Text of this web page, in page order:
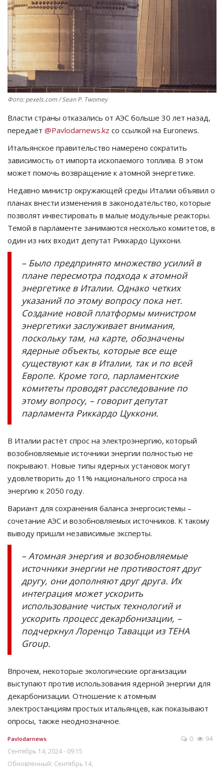
СПОРТ
Чек-лист
РАЗВЛЕЧЕНИЯ
OFFICIAL
Курултай
Язык
Қазақша Русский
Фото: pexels.com / Sean P. Twomey
Власти страны отказались от АЭС больше 30 лет назад,
передаёт @Pavlodarnews.kz со ссылкой на Euronews.
Итальянское правительство намерено сократить
зависимость от импорта ископаемого топлива. В этом
может помочь возвращение к атомной энергетике.
Недавно министр окружающей среды Италии объявил о
планах внести изменения в законодательство, которые
позволят инвестировать в малые модульные реакторы.
Темой в парламенте занимаются несколько комитетов, в
один из них входит депутат Риккардо Цуккони.
– Было предпринято множество усилий в
плане пересмотра подхода к атомной
энергетике в Италии. Однако четких
указаний по этому вопросу пока нет.
Создание новой платформы министром
энергетики заслуживает внимания,
поскольку там, на карте, обозначены
ядерные объекты, которые все еще
существуют как в Италии, так и по всей
Европе. Кроме того, парламентские
комитеты проводят расследование по
этому вопросу, – говорит депутат
парламента Риккардо Цуккони.
В Италии растёт спрос на электроэнергию, который
возобновляемые источники энергии полностью не
покрывают. Новые типы ядерных установок могут
удовлетворить до 11% национального спроса на
энергию к 2050 году.
Вариант для сохранения баланса энергосистемы –
сочетание АЭС и возобновляемых источников. К такому
выводу пришли независимые эксперты.
– Атомная энергия и возобновляемые
источники энергии не противостоят друг
другу, они дополняют друг друга. Их
интеграция может ускорить
использование чистых технологий и
ускорить процесс декарбонизации, –
подчеркнул Лоренцо Тавацци из TEHA
Group.
Впрочем, некоторые экологические организации
выступают против использования ядерной энергии для
декарбонизации. Отношение к атомным
электростанциям простых итальянцев, как показывают
опросы, также неоднозначное.
Pavlodarnews
Сентябрь 14, 2024 - 09:15
Обновленный: Сентябрь 14,
0 94